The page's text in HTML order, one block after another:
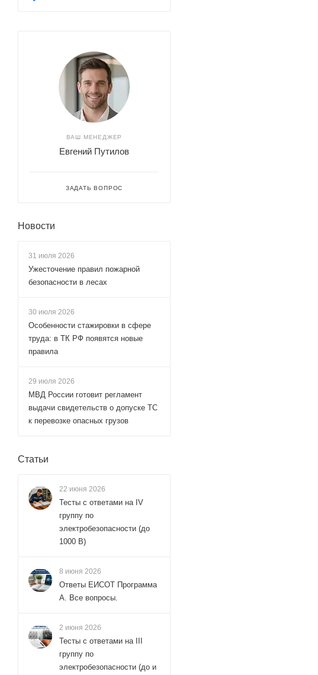
ВАШ МЕНЕДЖЕР
Евгений Путилов
ЗАДАТЬ ВОПРОС
Новости
31 июля 2026
Ужесточение правил пожарной
безопасности в лесах
30 июля 2026
Особенности стажировки в сфере
труда: в ТК РФ появятся новые
правила
29 июля 2026
МВД России готовит регламент
выдачи свидетельств о допуске ТС
к перевозке опасных грузов
Статьи
22 июня 2026
Тесты с ответами на IV
группу по
электробезопасности (до
1000 В)
8 июня 2026
Ответы ЕИСОТ Программа
А. Все вопросы.
2 июня 2026
Тесты с ответами на III
группу по
электробезопасности (до и